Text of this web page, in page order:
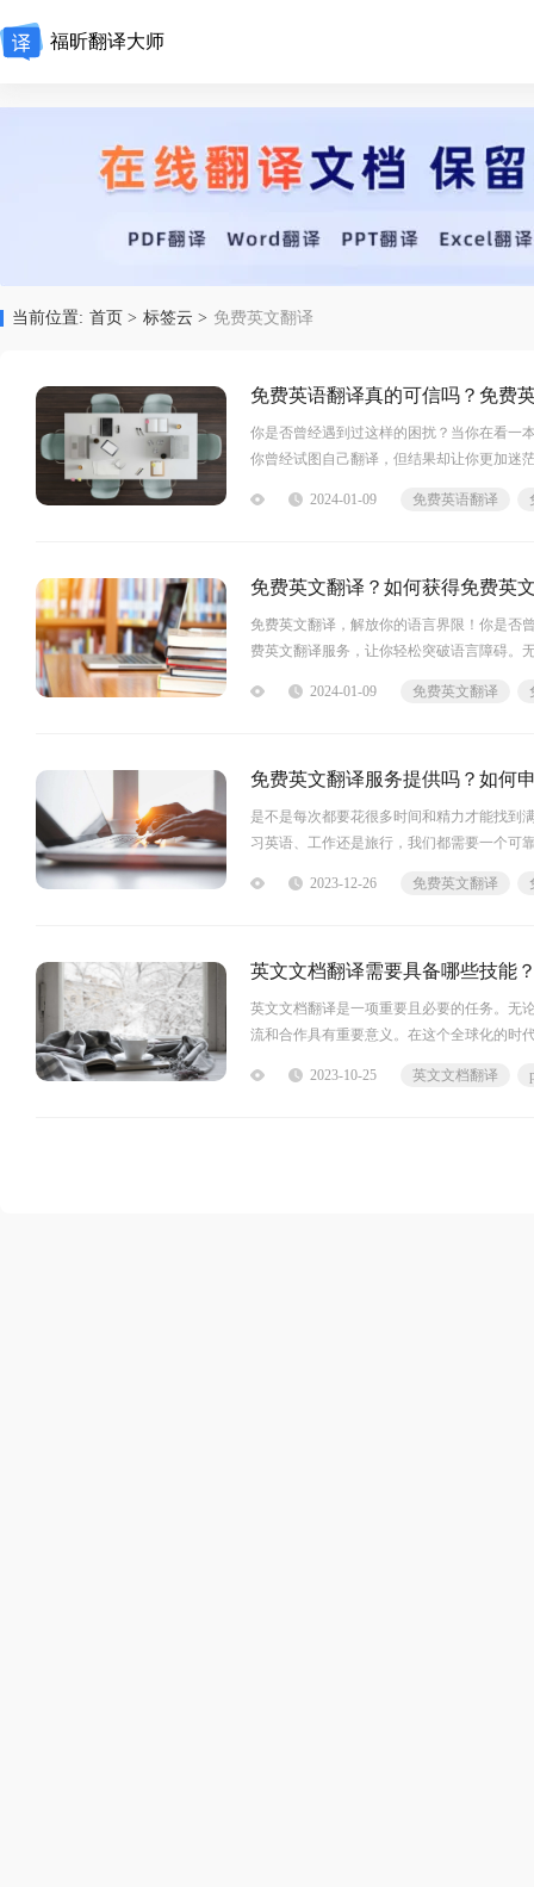
福昕翻译大师
当前位置: 首页 > 标签云 > 免费英文翻译
免费英语翻译真的可信吗？免费
你是否曾经遇到过这样的困扰？当你在看一
你曾经试图自己翻译，但结果却让你更加迷
速的英语翻译。让我们一起来探索这个令
2024-01-09 免费英语翻译
免费英文翻译？如何获得免费英
免费英文翻译，解放你的语言界限！你是否
费英文翻译服务，让你轻松突破语言障碍。
行、最实用的英文表达，让你在交流中更
2024-01-09 免费英文翻译
免费英文翻译服务提供吗？如何
是不是每次都要花很多时间和精力才能找到
习英语、工作还是旅行，我们都需要一个可
2023-12-26 免费英文翻译
英文文档翻译需要具备哪些技能
英文文档翻译是一项重要且必要的任务。无
流和合作具有重要意义。在这个全球化的时
2023-10-25 英文文档翻译